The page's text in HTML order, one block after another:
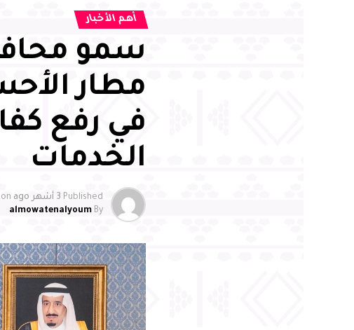
أهم الأخبار
سمو
مطار
في رفع
الخدمات
Published 3 أشهر ago on
By
almowatenalyoum